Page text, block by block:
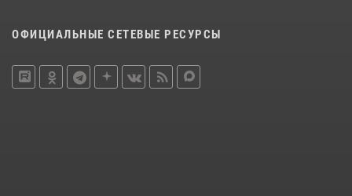
ОФИЦИАЛЬНЫЕ СЕТЕВЫЕ РЕСУРСЫ